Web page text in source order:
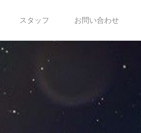
スタッフ お問い合わせ